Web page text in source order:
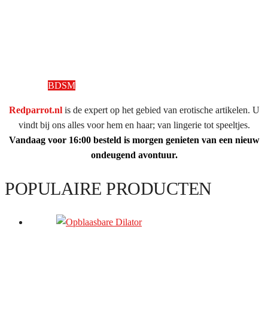
BDSM
Redparrot.nlis de expert op het gebied van erotische artikelen. U
vindt bij ons alles voor hem en haar; van lingerie tot speeltjes.
Vandaag voor 16:00 besteld is morgen genieten van een nieuw
ondeugend avontuur.
POPULAIRE PRODUCTEN